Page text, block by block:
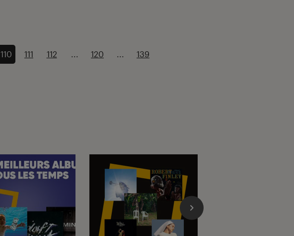
110 111 112 ... 120 ... 139